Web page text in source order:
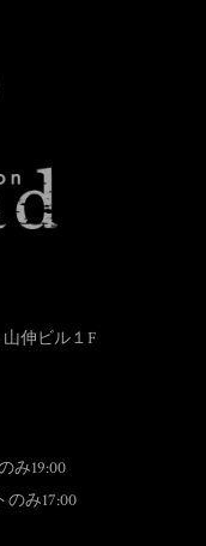
伸ビル１F
み19:00
のみ17:00